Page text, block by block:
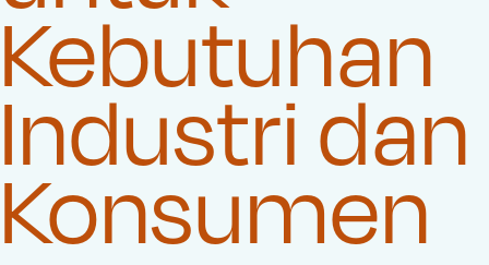
Kebutuhan
Industri dan
Konsumen